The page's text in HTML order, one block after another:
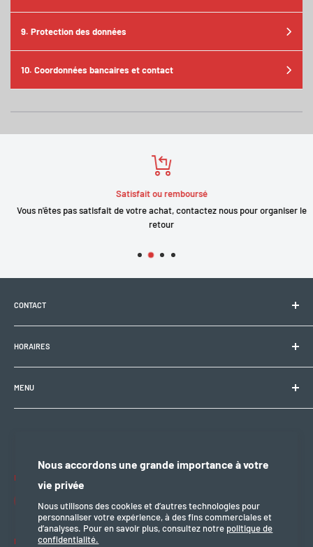
Nous accordons une grande importance à votre
vie privée
Nous utilisons des cookies et d’autres technologies pour
personnaliser votre expérience, à des fins commerciales et
d’analyses. Pour en savoir plus, consultez notre politique de
confidentialité.
9. Protection des données
10. Coordonnées bancaires et contact
Satisfait ou remboursé
Vous n'êtes pas satisfait de votre achat, contactez nous pour organiser le
retour
CONTACT
Electrobike Zone Sàrl
Avenue de la Rapille 2
1008 Prilly (VD), Suisse
+41 21 946 10 30
HORAIRES
🕘 Lun–Ven : 9h00–12h00 / 14h00–18h30
MENU
Condition générale et de service
Politique de remboursement
mention légal
Nous suivre
Nous acceptons